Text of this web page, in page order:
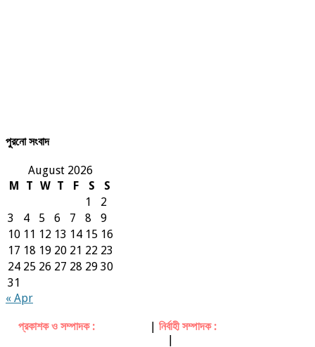
পুরনো সংবাদ
August 2026
M
T W T F S
S
1
2
3
4 5 6 7 8
9
10 11 12 13 14 15 16
17 18 19 20 21 22 23
24 25 26 27 28 29 30
31
« Apr
প্রকাশক ও সম্পাদক : | নির্বাহী সম্পাদক :
|